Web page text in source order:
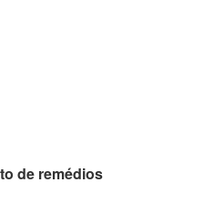
de remédios